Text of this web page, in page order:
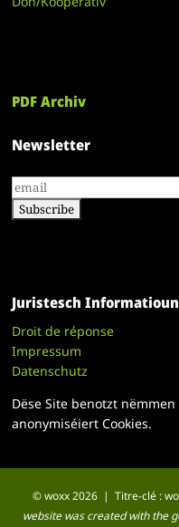
PDF Archiv
Newsletter
Juristesch
Droit de réponse
Impressum
Datenschutz
Dëse Site benotzt
anonymiséiert Cookies.
© woxx 2026 | Titre-clé :
website was created with the